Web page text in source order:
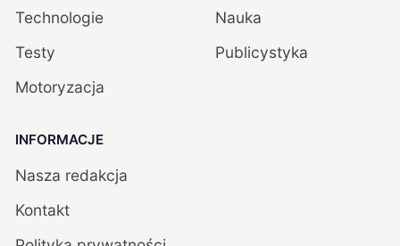
Technologie
Testy
Motoryzacja
Nauka
Publicystyka
INFORMACJE
Nasza redakcja
Kontakt